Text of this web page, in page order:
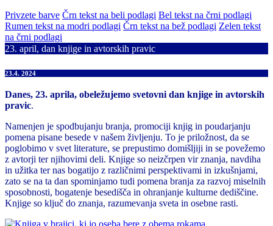
Privzete barve Črn tekst na beli podlagi Bel tekst na črni podlagi
Rumen tekst na modri podlagi Črn tekst na bež podlagi Zelen tekst
na črni podlagi
23. april, dan knjige in avtorskih pravic
23.4. 2024
Danes, 23. aprila, obeležujemo svetovni dan knjige in avtorskih
pravic.
Namenjen je spodbujanju branja, promociji knjig in poudarjanju
pomena pisane besede v našem življenju. To je priložnost, da se
poglobimo v svet literature, se prepustimo domišljiji in se povežemo
z avtorji ter njihovimi deli. Knjige so neizčrpen vir znanja, navdiha
in užitka ter nas bogatijo z različnimi perspektivami in izkušnjami,
zato se na ta dan spominjamo tudi pomena branja za razvoj miselnih
sposobnosti, bogatenje besedišča in ohranjanje kulturne dediščine.
Knjige so ključ do znanja, razumevanja sveta in osebne rasti.